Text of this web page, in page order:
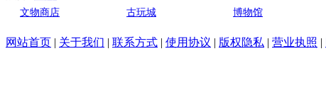
文物商店 古玩城 博物馆
网站首页 | 关于我们 | 联系方式 | 使用协议 | 版权隐私 | 营业执照 |